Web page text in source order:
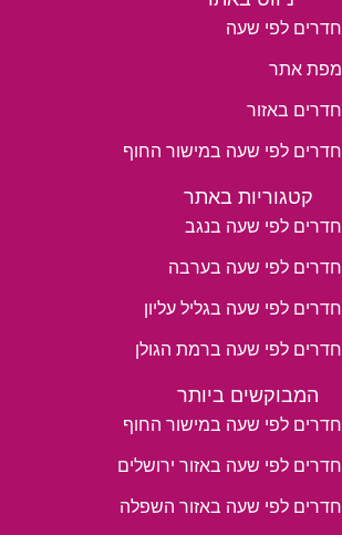
חדרים לפי שעה
מפת אתר
חדרים באזור
חדרים לפי שעה במישור החוף
קטגוריות באתר
חדרים לפי שעה בנגב
חדרים לפי שעה בערבה
חדרים לפי שעה בגליל עליון
חדרים לפי שעה ברמת הגולן
המבוקשים ביותר
חדרים לפי שעה במישור החוף
חדרים לפי שעה באזור ירושלים
חדרים לפי שעה באזור השפלה